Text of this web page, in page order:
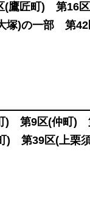
(鷹匠町) 第
塚)の一部 第
) 第9区(仲町)
) 第39区(上栗